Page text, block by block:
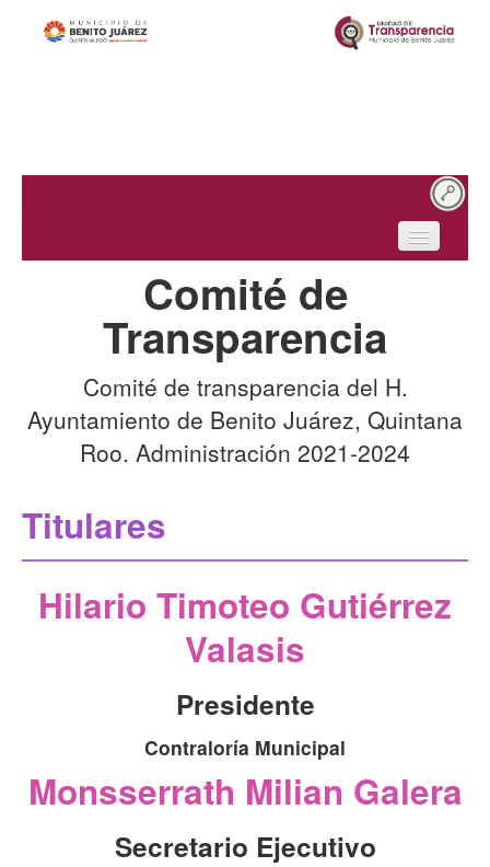
¿Quiénes somos?
Obligaciones de transparencia
Solicitudes de acceso
Protección de datos personales
Gestión para Resultados
Comité de transparencia
Gestión documental
Comité de
Transparencia
Comité de transparencia del H.
Ayuntamiento de Benito Juárez, Quintana
Roo. Administración 2021-2024
Titulares
Hilario Timoteo Gutiérrez
Valasis
Presidente
Contraloría Municipal
Monsserrath Milian Galera
Secretario Ejecutivo